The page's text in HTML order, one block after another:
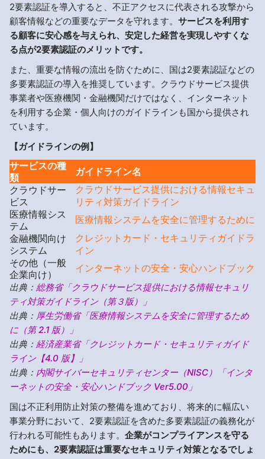
2要素認証を導入すると、不正アクセスに代表される攻撃から
顧客情報などの重要なデータを守れます。 サービスを利用す
る顧客に安心感を与えられ、安定した経営を実現しやすくな
る点が2要素認証のメリットです。
また、重要な情報の流出を防ぐために、国は2要素認証などの
多要素認証の導入を推奨しています。クラウドサービス提供
事業者や医療機関・金融機関だけではなく、インターネット
を利用する企業・個人向けのガイドラインも国から提供され
ています。
【ガイドラインの例】
サービスの種
類
ガイドライン名
クラウドサー
ビス
クラウドサービス提供における情報セキュ
リティ対策ガイドライン
医療情報シス
テム
医療情報システムを安全に管理するために
金融機関向け
システム
クレジットカード・セキュリティガイドラ
イン
その他（一般
企業向け）
インターネットの安全・安心ハンドブック
出典： 総務省「クラウドサービス提供における情報セキュリ
ティ対策ガイドライン（第３版）」
出典： 厚生労働省「医療情報システムを安全に管理するため
に（第 2.1 版）」
出典： 経済産業省「クレジットカード・セキュリティガイド
ライン【4.0 版】」
出典： 内閣サイバーセキュリティセンター（NISC）「インタ
ーネットの安全・安心ハンドブック Ver5.00」
国は不正利用防止対策の整備を進めており、将来的に幅広い
事業分野において、2要素認証を含めた多要素認証の義務化が
行われる可能性もあります。 企業がコンプライアンスを守る
ためにも、2要素認証は重要なセキュリティ対策となるでしょ